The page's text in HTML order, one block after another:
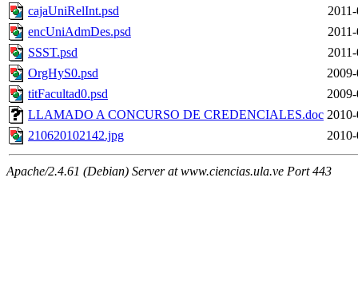
cajaUniRelInt.psd
encUniAdmDes.psd
SSST.psd
OrgHyS0.psd
titFacultad0.psd
LLAMADO A CONCURSO DE CREDENCIALES.doc
210620102142.jpg
Apache/2.4.61 (Debian) Server at www.ciencias.ula.ve Port 443